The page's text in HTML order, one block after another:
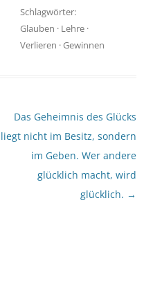
Schlagwörter:
Glauben · Lehre ·
Verlieren ·Gewinnen
Das Geheimnis des Glücks
liegt nicht im Besitz, sondern
im Geben. Wer andere
glücklich macht, wird
glücklich. →